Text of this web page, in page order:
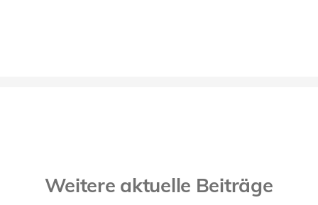
Weitere aktuelle Beiträge